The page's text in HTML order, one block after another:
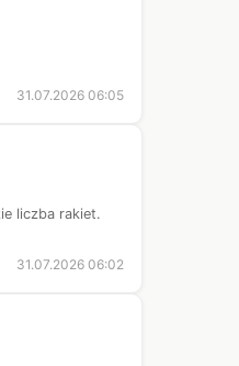
31.07.2026 06:05
liczba rakiet.
31.07.2026 06:02